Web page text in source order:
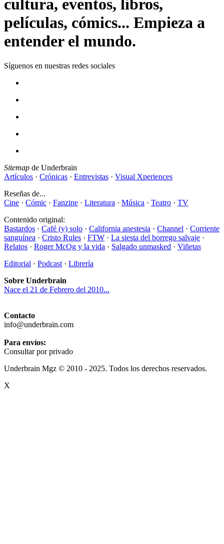
cultura, eventos, libros,
películas, cómics... Empieza a
entender el mundo.
Síguenos en nuestras redes sociales
Sitemap de Underbrain
Artículos · Crónicas · Entrevistas · Visual Xperiences
Reseñas de...
Cine · Cómic · Fanzine · Literatura · Música · Teatro · TV
Contenido original:
Bastardos · Café (y) solo · California anestesia · Channel · Corriente
sanguínea · Cristo Rules · FTW · La siesta del borrego salvaje ·
Relatos · Roger McOg y la vida · Salgado unmasked · Viñetas
Editorial · Podcast · Librería
Sobre Underbrain
Nace el 21 de Febrero del 2010...
Contacto
info@underbrain.com
Para envíos:
Consultar por privado
Underbrain Mgz © 2010 - 2025. Todos los derechos reservados.
X